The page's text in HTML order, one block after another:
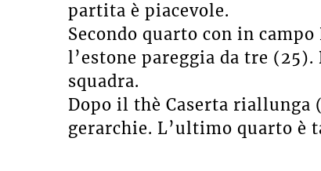
partita è piacevole.
Secondo quarto con in
l’estone pareggia da tre
squadra.
Dopo il thè Caserta
gerarchie. L’ultimo quarto è